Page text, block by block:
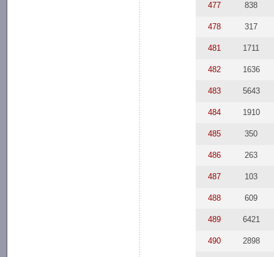
477 838
478 317
481 1711
482 1636
483 5643
484 1910
485 350
486 263
487 103
488 609
489 6421
490 2898